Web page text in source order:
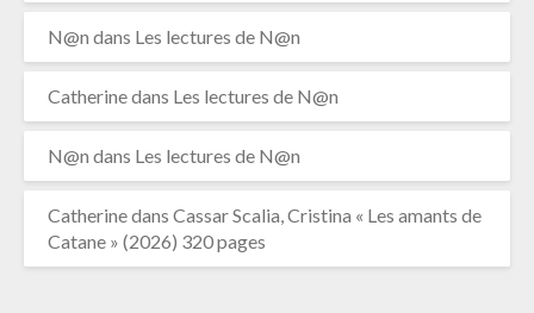
N@n dans Les lectures de N@n
Catherinedans Les lectures de N@n
N@n dans Les lectures de N@n
Catherinedans Cassar Scalia, Cristina « Les amants de
Catane » (2026) 320 pages